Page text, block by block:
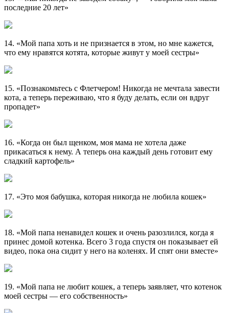
последние 20 лет»
14. «Мой папа хоть и не признается в этом, но мне кажется,
что ему нравятся котята, которые живут у моей сестры»
15. «Познакомьтесь с Флетчером! Никогда не мечтала завести
кота, а теперь переживаю, что я буду делать, если он вдруг
пропадет»
16. «Когда он был щенком, моя мама не хотела даже
прикасаться к нему. А теперь она каждый день готовит ему
сладкий картофель»
17. «Это моя бабушка, которая никогда не любила кошек»
18. «Мой папа ненавидел кошек и очень разозлился, когда я
принес домой котенка. Всего 3 года спустя он показывает ей
видео, пока она сидит у него на коленях. И спят они вместе»
19. «Мой папа не любит кошек, а теперь заявляет, что котенок
моей сестры — его собственность»